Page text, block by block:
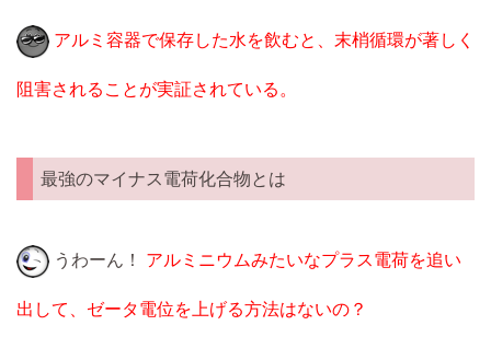
アルミ容器で保存した水を飲むと、末梢循環が著しく
阻害されることが実証されている。
最強のマイナス電荷化合物とは
うわーん！ アルミニウムみたいなプラス電荷を追い
出して、ゼータ電位を上げる方法はないの？